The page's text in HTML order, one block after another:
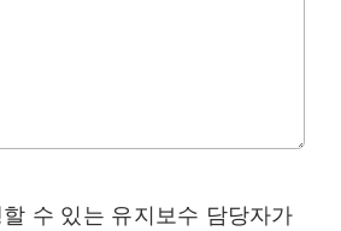
수 있는 유지보수 담당자가